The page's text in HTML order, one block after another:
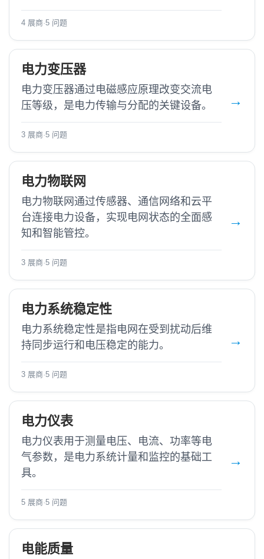
4 展商·5 问题
电力变压器
电力变压器通过电磁感应原理改变交流电
压等级，是电力传输与分配的关键设备。
3 展商·5 问题
电力物联网
电力物联网通过传感器、通信网络和云平
台连接电力设备，实现电网状态的全面感
知和智能管控。
3 展商·5 问题
电力系统稳定性
电力系统稳定性是指电网在受到扰动后维
持同步运行和电压稳定的能力。
3 展商·5 问题
电力仪表
电力仪表用于测量电压、电流、功率等电
气参数，是电力系统计量和监控的基础工
具。
5 展商·5 问题
电能质量